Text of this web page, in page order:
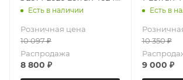
6693 Android 12 MTK 2+32
Есть в наличии
Розничная цена
10 097₽
Распродажа
8 800 ₽
Android 12
Есть в
10 350₽
9 000 ₽